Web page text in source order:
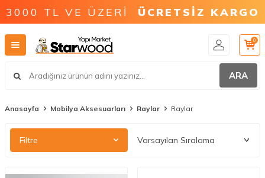
3000 TL VE ÜZERİ ÜCRETSİZ KARGO
ARA
0
Anasayfa Mobilya Aksesuarları Raylar Raylar
Filtre